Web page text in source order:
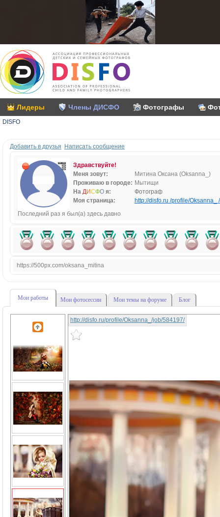
Лидеры Члены ДИСФО Фотографы
DISFO
Добавить в друзья Написать сообщение
Здравствуйте!
Меня зовут:
Митина Оксана (Oksanna_)
Проживаю в городе: Мытищи
На ДИСФО я:
Фотограф
Моя страница:
http://disfo.ru /profile/Oksanna_ /
Последний раз я был(а) здесь давно
https://500px.com/oksana_mitina
Мои работы Мои фотосессии Мои темы на форуме Блог
http://disfo.ru/profile/Oksanna_/job/584197/